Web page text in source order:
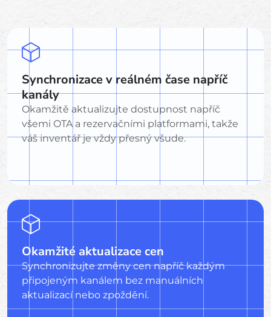
Synchronizace v reálném čase napříč
kanály
Okamžitě aktualizujte dostupnost napříč
všemi OTA a rezervačními platformami, takže
váš inventář je vždy přesný všude.
Okamžité aktualizace cen
Synchronizujte změny cen napříč každým
připojeným kanálem bez manuálních
aktualizací nebo zpoždění.